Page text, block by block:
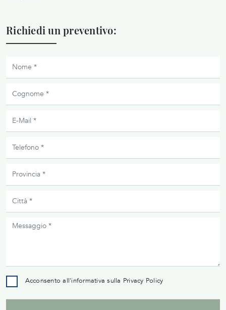
Richiedi un preventivo:
Acconsento all'informativa sulla Privacy Policy